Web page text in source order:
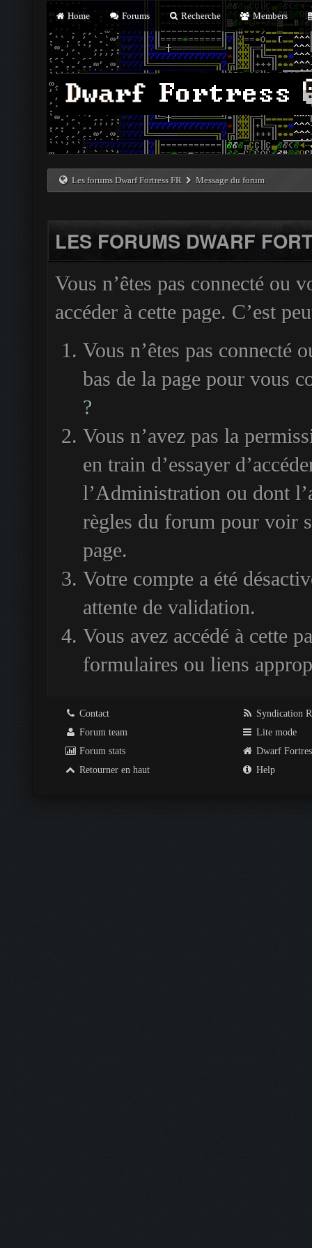
Home Forums Recherche Members
Les forums Dwarf Fortress FR Message du forum
LES FORUMS DWARF
Vous n’êtes pas connecté ou
accéder à cette page. C’est
Vous n’êtes pas connecté
bas de la page pour vous
?
Vous n’avez pas la
en train d’essayer
l’Administration ou dont
règles du forum pour voir
page.
Votre compte a été
attente de validation.
Vous avez accédé à cette
formulaires ou liens
Contact
Forum team
Forum stats
Retourner en haut
Syndication
Lite mode
Dwarf
Help